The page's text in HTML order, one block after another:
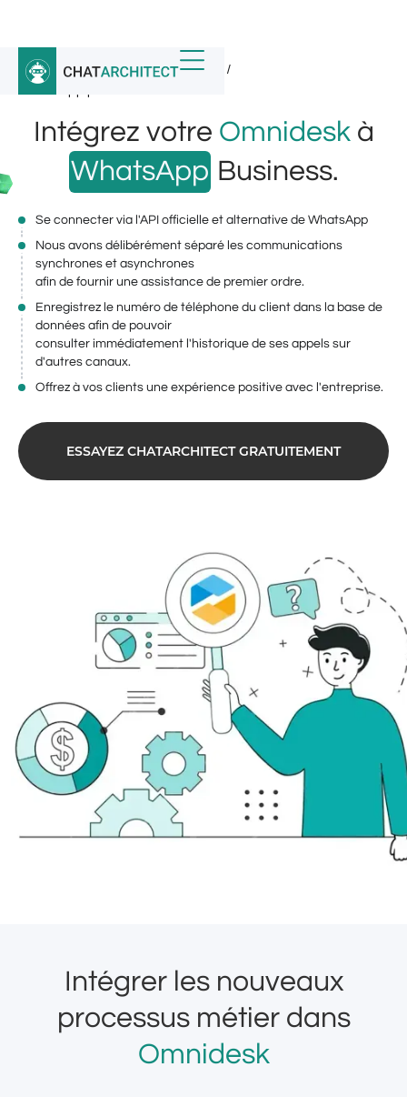
Accueil / Intégrations WhatsApp
/
WhatsApp pour Omnidesk
Intégrez votre Omnideskà
WhatsApp Business.
Se connecter via l'API officielle et alternative de WhatsApp
Nous avons délibérément séparé les communications
synchrones et asynchrones
afin de fournir une assistance de premier ordre.
Enregistrez le numéro de téléphone du client dans la base de
données afin de pouvoir
consulter immédiatement l'historique de ses appels sur
d'autres canaux.
Offrez à vos clients une expérience positive avec l'entreprise.
ESSAYEZ CHATARCHITECT GRATUITEMENT
Intégrer les nouveaux
processus métier dans
Omnidesk